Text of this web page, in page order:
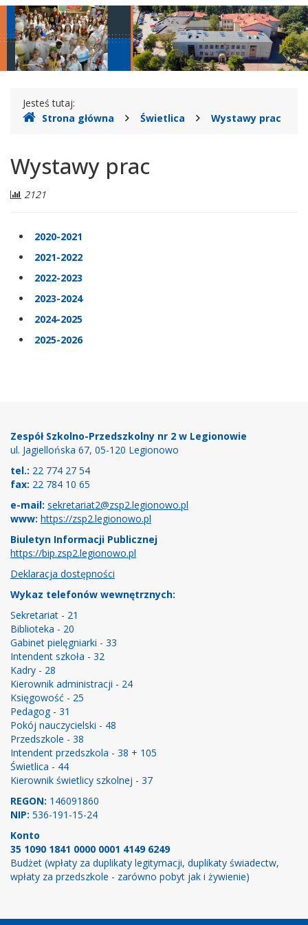
Gdzie
jesteśmy
Jesteś tutaj:
Strona główna
Świetlica Wystawy prac
Wystawy prac
Liczba
2121
2020-2021
2021-2022
2022-2023
2023-2024
2024-2025
2025-2026
Zespół Szkolno-Przedszkolny nr 2 w Legionowie
ul. Jagiellońska 67, 05-120 Legionowo
tel.: 22 774 27 54
fax: 22 784 10 65
e-mail: sekretariat2@zsp2.legionowo.pl
www: https://zsp2.legionowo.pl
Biuletyn Informacji Publicznej
https://bip.zsp2.legionowo.pl
Deklaracja dostępności
Wykaz telefonów wewnętrznych:
Sekretariat - 21
Biblioteka - 20
Gabinet pielęgniarki - 33
Intendent szkoła - 32
Kadry - 28
Kierownik administracji - 24
Księgowość - 25
Pedagog - 31
Pokój nauczycielski - 48
Przedszkole - 38
Intendent przedszkola - 38 + 105
Świetlica - 44
Kierownik świetlicy szkolnej - 37
REGON: 146091860
NIP: 536-191-15-24
Konto
35 1090 1841 0000 0001 4149 6249
Budżet (wpłaty za duplikaty legitymacji, duplikaty świadectw,
wpłaty za przedszkole - zarówno pobyt jak i żywienie)